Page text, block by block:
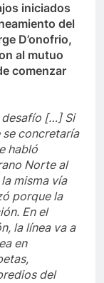
iniciados
del
D’onofrio,
al mutuo
comenzar
desafío […] Si
concretaría
habló
Norte al
misma vía
porque la
En el
la línea va a
en
del